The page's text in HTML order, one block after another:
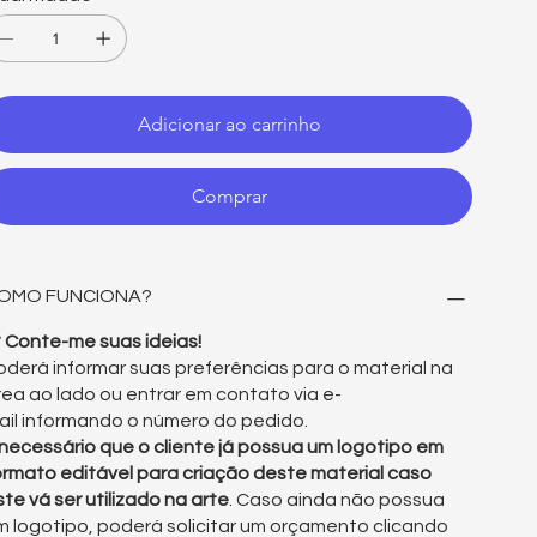
Adicionar ao carrinho
Comprar
FUNCIONA?
Conte-me suas ideias!
informar suas preferências para o material na
ao lado ou entrar em contato via e-
informando o número do pedido.
que o cliente já possua um logotipo em
editável para criação deste material caso
vá ser utilizado na arte . Caso ainda não possua
logotipo, poderá solicitar um orçamento clicando